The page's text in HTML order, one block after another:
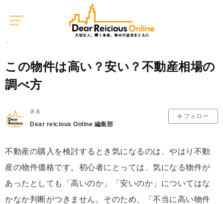
不動産投資
この物件は高い？安い？不動産相場の
調べ方
著者
Dear reicious Online 編集部
フォロー
不動産の購入を検討するとき気になるのは、やはり不動
産の物件価格です。初心者にとっては、気になる物件が
あったとしても「高いのか」「安いのか」についてはな
かなか判断がつきません。そのため、「不当に高い物件